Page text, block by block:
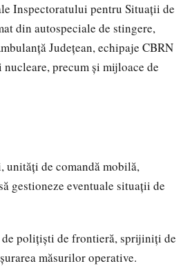
Inspectoratului pentru Situații de
din autospeciale de stingere,
Județean, echipaje CBRN
precum și mijloace de
unități de comandă mobilă,
gestioneze eventuale situații de
polițiști de frontieră, sprijiniți de
măsurilor operative.